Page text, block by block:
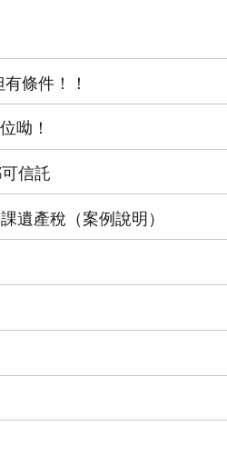
條件！！
呦！
信託
遺產稅（案例說明）